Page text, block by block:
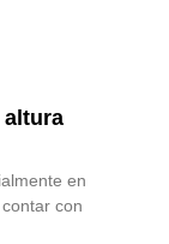
altura
en
con